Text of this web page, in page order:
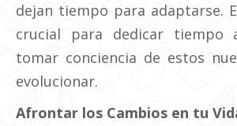
dejan tiempo para adaptarse.
crucial para dedicar tiempo
tomar conciencia de estos
evolucionar.
Afrontar los Cambios en tu